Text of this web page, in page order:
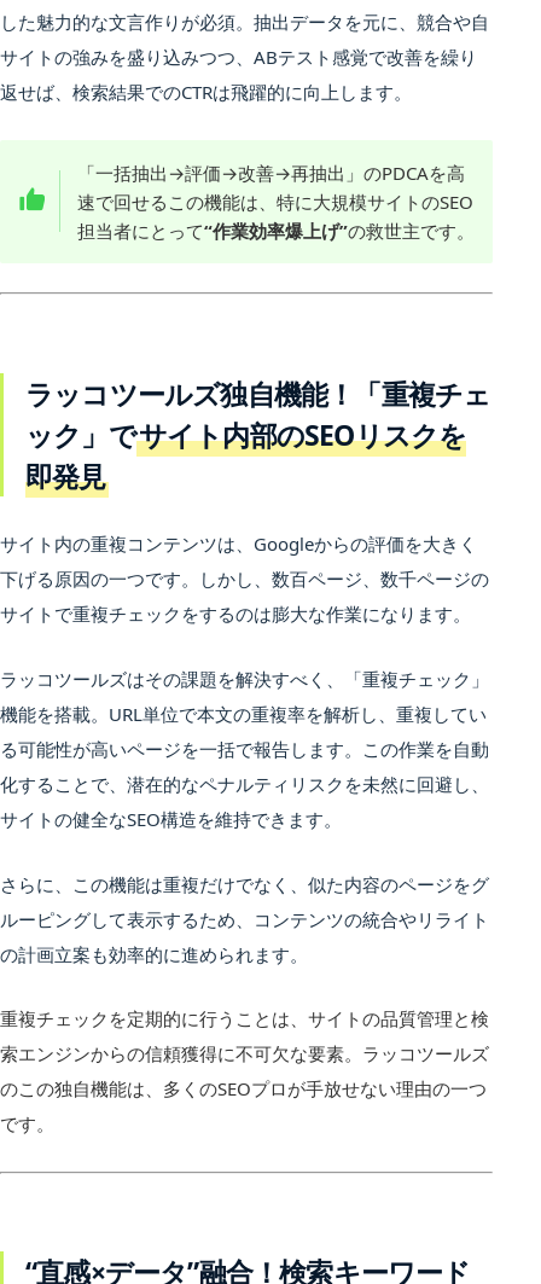
した魅力的な文言作りが必須。抽出データを元に、競合や自
サイトの強みを盛り込みつつ、ABテスト感覚で改善を繰り
返せば、検索結果でのCTRは飛躍的に向上します。
「一括抽出→評価→改善→再抽出」のPDCAを高
速で回せるこの機能は、特に大規模サイトのSEO
担当者にとって“作業効率爆上げ”の救世主です。
ラッコツールズ独自機能！「重複チェ
ック」でサイト内部のSEOリスクを
即発見
サイト内の重複コンテンツは、Googleからの評価を大きく
下げる原因の一つです。しかし、数百ページ、数千ページの
サイトで重複チェックをするのは膨大な作業になります。
ラッコツールズはその課題を解決すべく、「重複チェック」
機能を搭載。URL単位で本文の重複率を解析し、重複してい
る可能性が高いページを一括で報告します。この作業を自動
化することで、潜在的なペナルティリスクを未然に回避し、
サイトの健全なSEO構造を維持できます。
さらに、この機能は重複だけでなく、似た内容のページをグ
ルーピングして表示するため、コンテンツの統合やリライト
の計画立案も効率的に進められます。
重複チェックを定期的に行うことは、サイトの品質管理と検
索エンジンからの信頼獲得に不可欠な要素。ラッコツールズ
のこの独自機能は、多くのSEOプロが手放せない理由の一つ
です。
“直感×データ”融合！検索キーワード